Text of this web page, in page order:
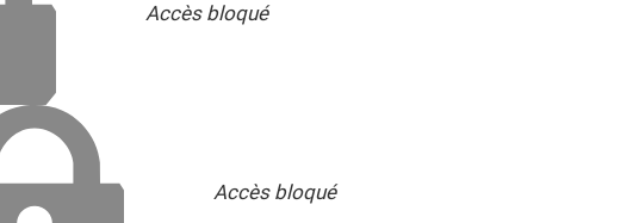
Accès bloqué
Accès bloqué